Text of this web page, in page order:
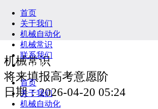
首页
关于我们
机械自动化
机械常识
联系我们
English
首页
关于我们
机械自动化
机械常识
将来填报高考意愿阶
日期：2026-04-20 05:24